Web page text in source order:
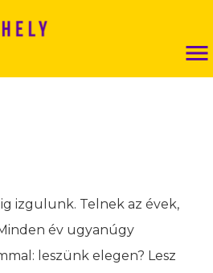
izgulunk. Telnek az évek,
év ugyanúgy
leszünk elegen? Lesz